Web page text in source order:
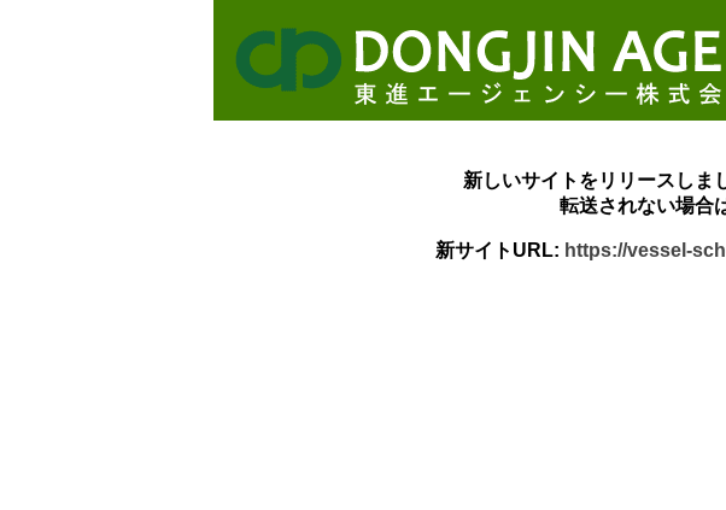
新しいサイトをリリースしま
転送されない場合
新サイトURL: https://vessel-